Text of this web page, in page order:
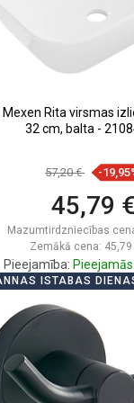
Mexen Rita virsmas
32 cm, balta -
57,20 € -
45,79
Mazumtirdzniecības
Zemākā cena: 45,79
Pieejamība:
ISTABAS